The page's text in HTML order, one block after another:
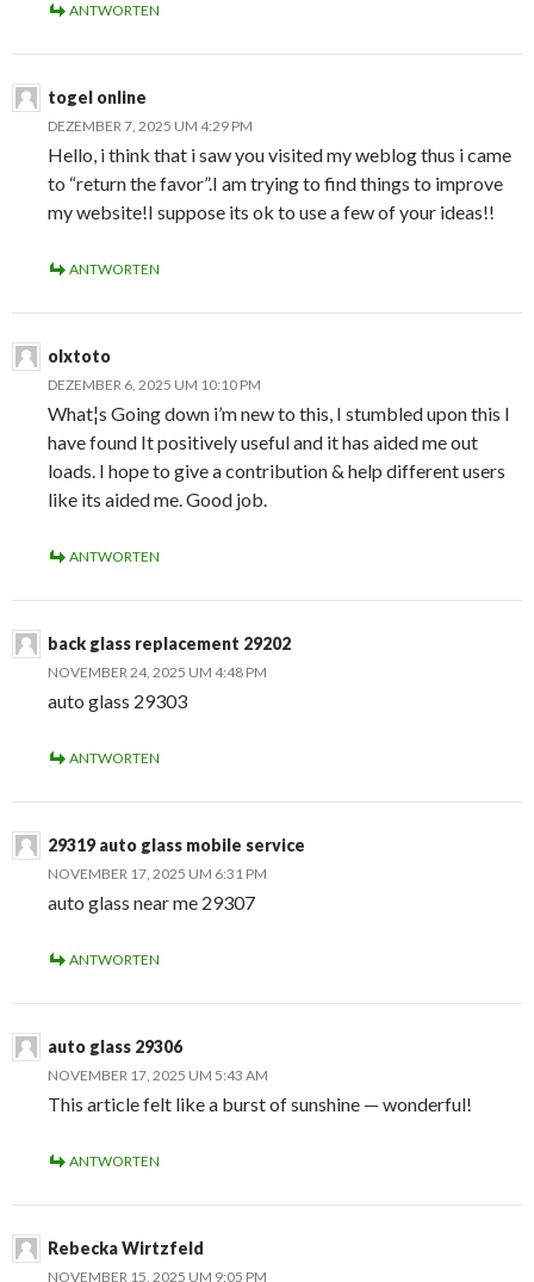
ANTWORTEN
togel online
DEZEMBER 7, 2025 UM 4:29 PM
Hello, i think that i saw you visited my weblog thus i came
to “return the favor”.I am trying to find things to improve
my website!I suppose its ok to use a few of your ideas!!
ANTWORTEN
olxtoto
DEZEMBER 6, 2025 UM 10:10 PM
What¦s Going down i’m new to this, I stumbled upon this I
have found It positively useful and it has aided me out
loads. I hope to give a contribution & help different users
like its aided me. Good job.
ANTWORTEN
back glass replacement 29202
NOVEMBER 24, 2025 UM 4:48 PM
auto glass 29303
ANTWORTEN
29319 auto glass mobile service
NOVEMBER 17, 2025 UM 6:31 PM
auto glass near me 29307
ANTWORTEN
auto glass 29306
NOVEMBER 17, 2025 UM 5:43 AM
This article felt like a burst of sunshine — wonderful!
ANTWORTEN
Rebecka Wirtzfeld
NOVEMBER 15, 2025 UM 9:05 PM